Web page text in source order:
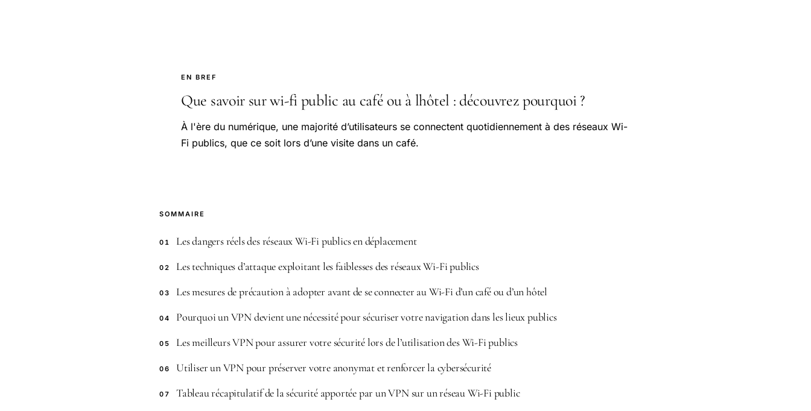
EN BREF
Que savoir sur wi-fi public au café ou à lhôtel : découvrez pourquoi ?
À l'ère du numérique, une majorité d’utilisateurs se connectent quotidiennement à des réseaux Wi-
Fi publics, que ce soit lors d’une visite dans un café.
SOMMAIRE
01 Les dangers réels des réseaux Wi-Fi publics en déplacement
02 Les techniques d’attaque exploitant les faiblesses des réseaux Wi-Fi publics
03 Les mesures de précaution à adopter avant de se connecter au Wi-Fi d’un café ou d’un hôtel
04 Pourquoi un VPN devient une nécessité pour sécuriser votre navigation dans les lieux publics
05 Les meilleurs VPN pour assurer votre sécurité lors de l’utilisation des Wi-Fi publics
06 Utiliser un VPN pour préserver votre anonymat et renforcer la cybersécurité
07 Tableau récapitulatif de la sécurité apportée par un VPN sur un réseau Wi-Fi public